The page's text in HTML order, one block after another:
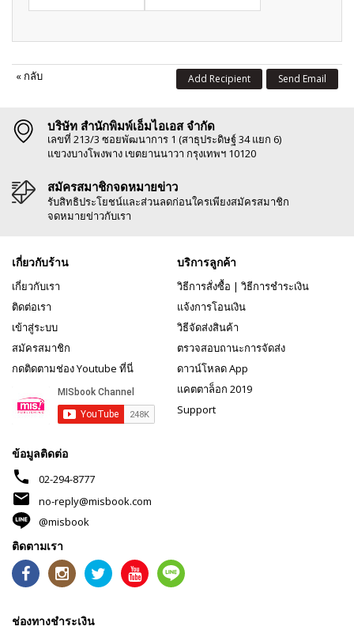
« กลับ Send Email
Add Recipient
บริษัท สำนักพิมพ์เอ็มไอเอส จำกัด
เลขที่ 213/3 ซอยพัฒนาการ 1 (สาธุประดิษฐ์ 34 แยก 6)
แขวงบางโพงพาง เขตยานนาวา กรุงเทพฯ 10120
สมัครสมาชิกจดหมายข่าว
รับสิทธิประโยชน์และส่วนลดก่อนใครเพียงสมัครสมาชิก
จดหมายข่าวกับเรา
เกี่ยวกับร้าน
เกี่ยวกับเรา
ติดต่อเรา
เข้าสู่ระบบ
สมัครสมาชิก
กดติดตามช่อง Youtube ที่นี่
บริการลูกค้า
วิธีการสั่งซื้อ | วิธีการชำระเงิน
แจ้งการโอนเงิน
วิธีจัดส่งสินค้า
ตรวจสอบถานะการจัดส่ง
ดาวน์โหลด App
แคตตาล็อก 2019
Support
ข้อมูลติดต่อ
phone 02-294-8777
mail
no-reply@misbook.com
@misbook
ติดตามเรา
ช่องทางชำระเงิน